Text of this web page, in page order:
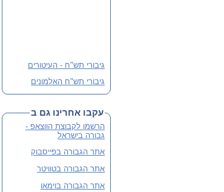
גיבורי תש"ח - העיטורים
גיבורי תש"ח האלמונים
פלוגה י' שבלב מהדורה 3
שתי מהדורות קודמות אזלו
והנוכחית מורחבת
לסיוע ותרומה
עקבו אחרינו גם ב
הרשמו לקבוצת הווצאפ -
גבורה בישראל
אתר הגבורה בפייסבוק
אתר הגבורה בטוויטר
אתר הגבורה בוימאו